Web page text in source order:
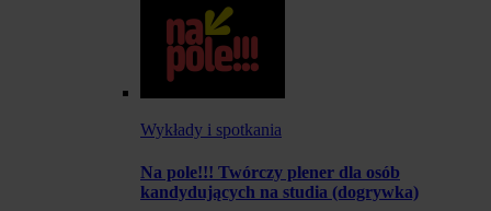
Wykłady i spotkania
Na pole!!! Twórczy plener dla osób
kandydujących na studia (dogrywka)